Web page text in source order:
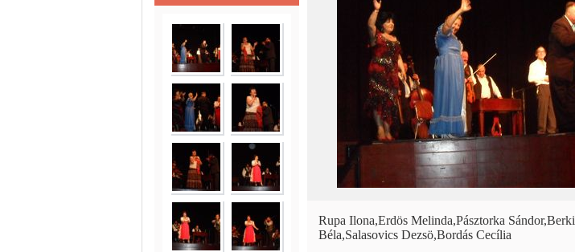
Rupa Ilona,Erdös Melinda,Pásztorka Sándor,Berki
Béla,Salasovics Dezsö,Bordás Cecília